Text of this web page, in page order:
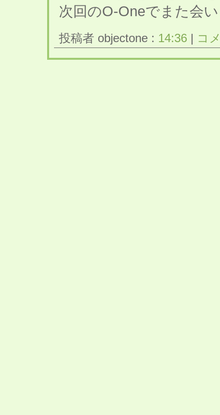
次回のO-Oneでまた会
投稿者 objectone : 14:36 | コ